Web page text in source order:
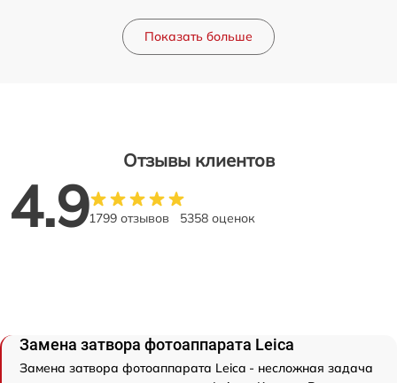
Показать больше
Отзывы клиентов
4.91799 отзывов 5358 оценок
Замена затвора фотоаппарата Leica
Замена затвора фотоаппарата Leica - несложная задача